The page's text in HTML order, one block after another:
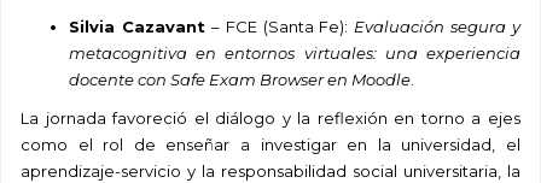
Silvia Cazavant– FCE (Santa Fe): Evaluación segura y
metacognitiva en entornos virtuales: una experiencia
docente con Safe Exam Browser en Moodle.
La jornada favoreció el diálogo y la reflexión en torno a ejes
como el rol de enseñar a investigar en la universidad, el
aprendizaje-servicio y la responsabilidad social universitaria, la